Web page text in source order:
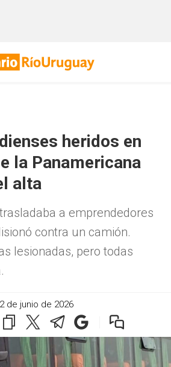
heridos en
la Panamericana
alta
a emprendedores
contra un camión.
lesionadas, pero todas
2 de junio de 2026